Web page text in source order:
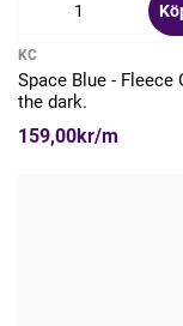
KC
Space Blue - Fleece
the dark.
159,00kr/m